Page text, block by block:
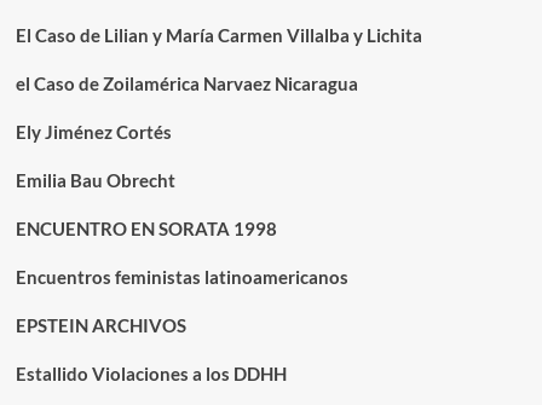
El Caso de Lilian y María Carmen Villalba y Lichita
el Caso de Zoilamérica Narvaez Nicaragua
Ely Jiménez Cortés
Emilia Bau Obrecht
ENCUENTRO EN SORATA 1998
Encuentros feministas latinoamericanos
EPSTEIN ARCHIVOS
Estallido Violaciones a los DDHH